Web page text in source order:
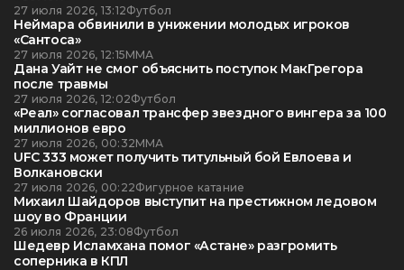
27 июля 2026, 13:12Футбол
Неймара обвинили в унижении молодых игроков
«Сантоса»
27 июля 2026, 12:15ММА
Дана Уайт не смог объяснить поступок МакГрегора
после травмы
27 июля 2026, 12:02Футбол
«Реал» согласовал трансфер звездного вингера за 100
миллионов евро
27 июля 2026, 00:32ММА
UFC 333 может получить титульный бой Евлоева и
Волкановски
27 июля 2026, 00:22Фигурное катание
Михаил Шайдоров выступит на престижном ледовом
шоу во Франции
26 июля 2026, 23:08Футбол
Шедевр Исламхана помог «Астане» разгромить
соперника в КПЛ